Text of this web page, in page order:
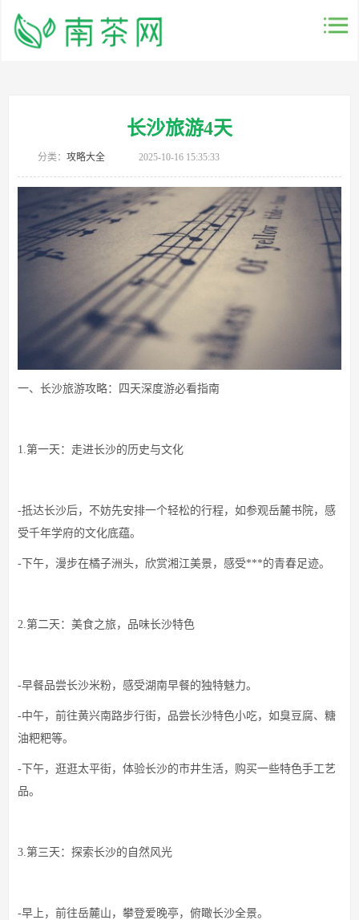
长沙旅游4天
分类： 攻略大全 2025-10-16 15:35:33
一、长沙旅游攻略：四天深度游必看指南
1.第一天：走进长沙的历史与文化
-抵达长沙后，不妨先安排一个轻松的行程，如参观岳麓书院，感
受千年学府的文化底蕴。
-下午，漫步在橘子洲头，欣赏湘江美景，感受***的青春足迹。
2.第二天：美食之旅，品味长沙特色
-早餐品尝长沙米粉，感受湖南早餐的独特魅力。
-中午，前往黄兴南路步行街，品尝长沙特色小吃，如臭豆腐、糖
油粑粑等。
-下午，逛逛太平街，体验长沙的市井生活，购买一些特色手工艺
品。
3.第三天：探索长沙的自然风光
-早上，前往岳麓山，攀登爱晚亭，俯瞰长沙全景。